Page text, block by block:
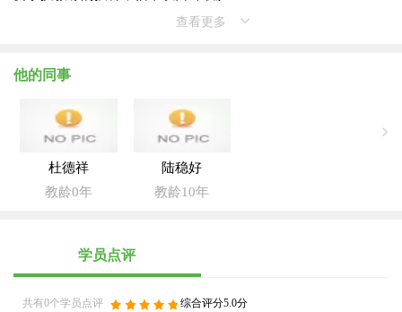
查看更多
他的同事
杜德祥
教龄0年
陆稳好
教龄10年
学员点评
共有0个学员点评 综合评分5.0分